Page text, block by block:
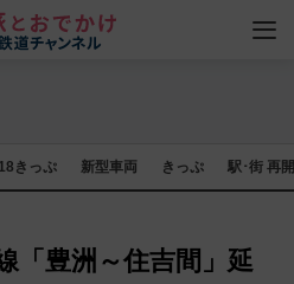
きっぷ 新型車両 きっぷ 駅･街 再
「豊洲～住吉間」延